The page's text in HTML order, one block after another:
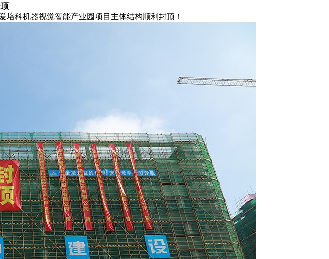
培科机器视觉智能产业园项目主体结构顺利封顶！